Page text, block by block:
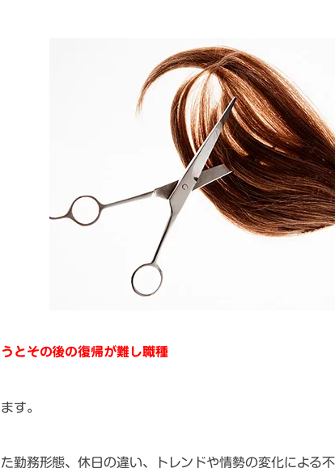
とその後の復帰が難し職種
す。
勤務形態、休日の違い、トレンドや情勢の変化による